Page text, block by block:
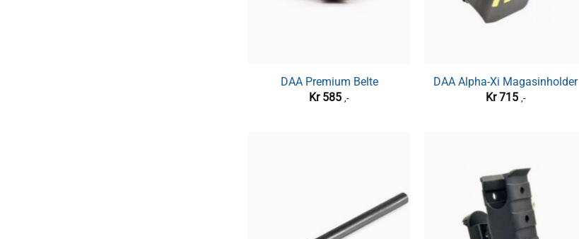
DAA Premium Belte
Kr 585 ,-
DAA Alpha-Xi Magasinholder
Kr715 ,-